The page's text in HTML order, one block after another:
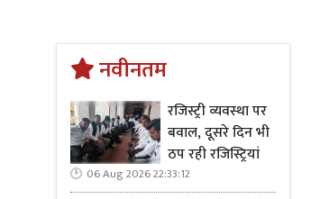
नवीनतम
रजिस्ट्री व्यवस्था पर
बवाल, दूसरे दिन भी
ठप रही रजिस्ट्रियां
06 Aug 2026 22:33:12